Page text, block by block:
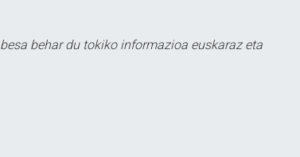
behar du tokiko informazioa euskaraz eta